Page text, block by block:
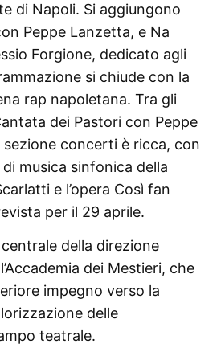
di Napoli. Si aggiungono
Peppe Lanzetta, e Na
Forgione, dedicato agli
si chiude con la
rap napoletana. Tra gli
dei Pastori con Peppe
sezione concerti è ricca, con
musica sinfonica della
e l’opera Così fan
per il 29 aprile.
della direzione
dei Mestieri, che
impegno verso la
delle
teatrale.